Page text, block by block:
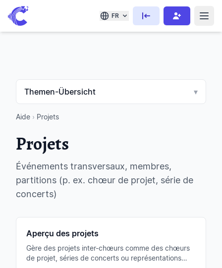
FR
Themen-Übersicht ▾
Aide › Projets
Projets
Événements transversaux, membres,
partitions (p. ex. chœur de projet, série de
concerts)
Aperçu des projets
Gère des projets inter-chœurs comme des chœurs
de projet, séries de concerts ou représentations